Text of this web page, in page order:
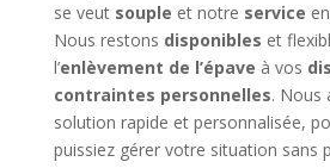
se veut souple et notre service
Nous restons disponibles et
l’enlèvement de l’épave à vos
contraintes personnelles. Nous
solution rapide et personnalisée,
puissiez gérer votre situation sans